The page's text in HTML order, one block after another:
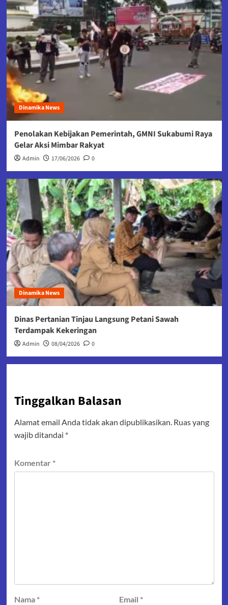
Dinamika News
Penolakan Kebijakan Pemerintah, GMNI Sukabumi Raya
Gelar Aksi Mimbar Rakyat
Admin 17/06/2026 0
Dinamika News
Dinas Pertanian Tinjau Langsung Petani Sawah
Terdampak Kekeringan
Admin 08/04/2026 0
Tinggalkan Balasan
Alamat email Anda tidak akan dipublikasikan. Ruas yang
wajib ditandai *
Komentar *
Nama * Email *